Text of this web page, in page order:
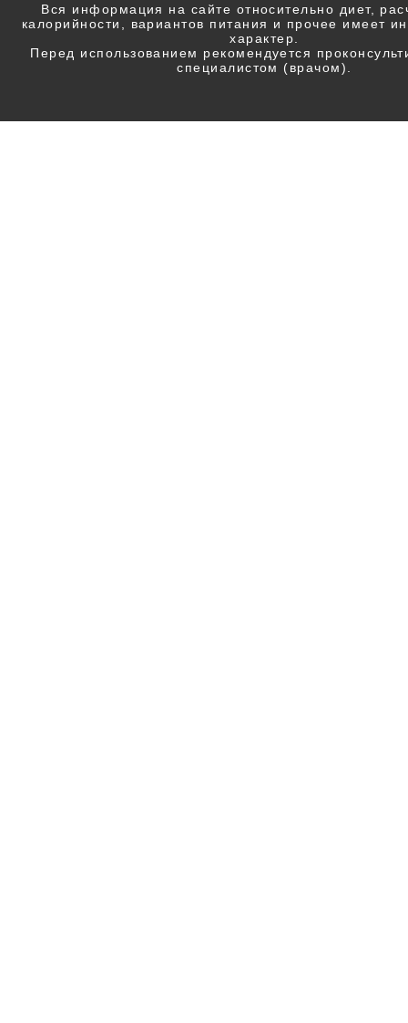
Вся информация на сайте относительно диет,
калорийности, вариантов питания и прочее имеет
характер.
Перед использованием рекомендуется
специалистом (врачом).